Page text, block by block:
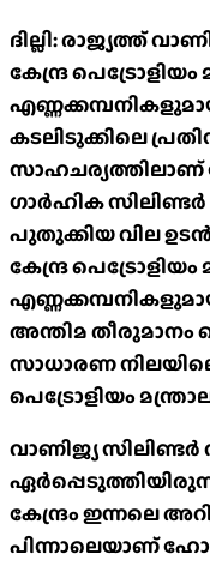
ദില്ലി: രാജ്യത്ത്
കേന്ദ്ര പെട്രോളിയം
കടലിടുക്കിലെ
സാഹചര്യത്തിലാണ്
ഗാർഹിക സിലിണ്ടർ
പുതുക്കിയ വില ഉടൻ
കേന്ദ്ര പെട്രോളിയം
അന്തിമ തീരുമാനം
സാധാരണ
പെട്രോളിയം
വാണിജ്യ
കേന്ദ്രം ഇന്നലെ
പിന്നാലെയാണ്